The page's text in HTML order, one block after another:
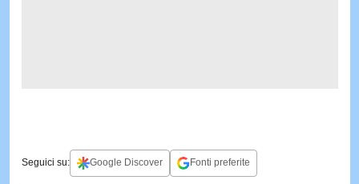
Seguici su: Google Discover Fonti preferite